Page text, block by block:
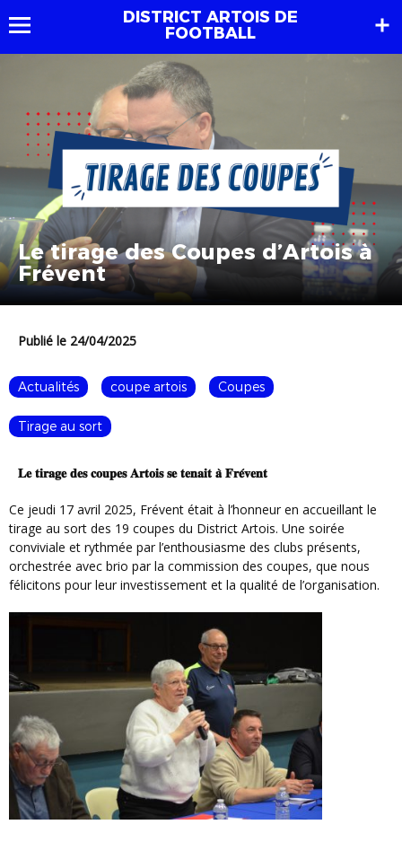
DISTRICT ARTOIS DE
FOOTBALL
Le tirage des Coupes d’Artois à
Frévent
Publié le 24/04/2025
Actualités coupe artois Coupes
Tirage au sort
𝐋𝐞 𝐭𝐢𝐫𝐚𝐠𝐞 𝐝𝐞𝐬 𝐜𝐨𝐮𝐩𝐞𝐬 𝐀𝐫𝐭𝐨𝐢𝐬 𝐬𝐞 𝐭𝐞𝐧𝐚𝐢𝐭 𝐚̀ 𝐅𝐫𝐞́𝐯𝐞𝐧𝐭
Ce jeudi 17 avril 2025, Frévent était à l’honneur en accueillant le
tirage au sort des 19 coupes du District Artois. Une soirée
conviviale et rythmée par l’enthousiasme des clubs présents,
orchestrée avec brio par la commission des coupes, que nous
félicitons pour leur investissement et la qualité de l’organisation.